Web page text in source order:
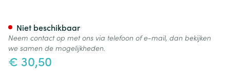
€ 30,50
Niet beschikbaar
Neem contact op met ons via telefoon of e-mail, dan bekijken
we samen de mogelijkheden.